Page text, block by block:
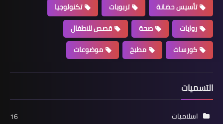
تأسيس حضانة
تربويات
تكنولوجيا
روايات
صحة
قصص للاطفال
كورسات
مطبخ موضوعات
التسميات
اسلاميات
16